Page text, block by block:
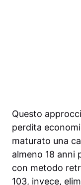
Questo
perdita
maturato una
almeno 18 anni
con metodo
103, invece,